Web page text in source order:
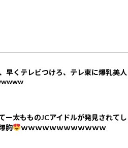
早くテレビつけろ、テレ東に爆乳美人
ー太もものJCアイドルが発見されてし
胸
ｗｗｗｗｗｗｗｗｗｗｗｗ